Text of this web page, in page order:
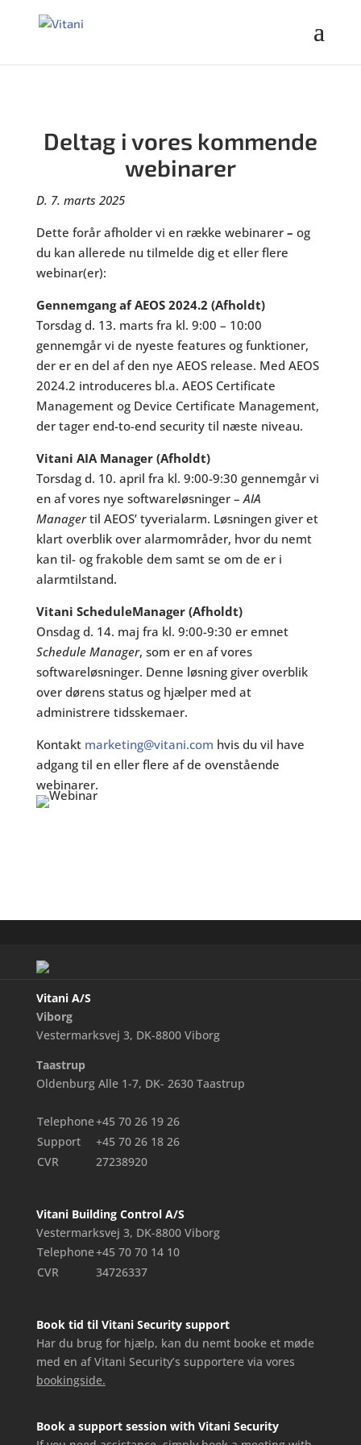
Deltag i vores kommende
webinarer
D. 7. marts 2025
Dette forår afholder vi en række webinarer– og
du kan allerede nu tilmelde dig et eller flere
webinar(er):
Gennemgang af AEOS 2024.2 (Afholdt)
Torsdag d. 13. marts fra kl. 9:00 – 10:00
gennemgår vi de nyeste features og funktioner,
der er en del af den nye AEOS release. Med AEOS
2024.2 introduceres bl.a. AEOS Certificate
Management og Device Certificate Management,
der tager end-to-end security til næste niveau.
Vitani AIA Manager (Afholdt)
Torsdag d. 10. april fra kl. 9:00-9:30 gennemgår vi
en af vores nye softwareløsninger –AIA
Managertil AEOS’ tyverialarm. Løsningen giver et
klart overblik over alarmområder, hvor du nemt
kan til- og frakoble dem samt se om de er i
alarmtilstand.
Vitani ScheduleManager (Afholdt)
Onsdag d. 14. maj fra kl. 9:00-9:30 er emnet
Schedule Manager, som er en af vores
softwareløsninger. Denne løsning giver overblik
over dørens status og hjælper med at
administrere tidsskemaer.
Kontakt marketing@vitani.com hvis du vil have
adgang til en eller flere af de ovenstående
webinarer.
Vitani A/S
Viborg
Vestermarksvej 3, DK-8800 Viborg
Taastrup
Oldenburg Alle 1-7, DK- 2630 Taastrup
Telephone+45 70 26 19 26
Support
+45 70 26 18 26
CVR
27238920
Vitani Building Control A/S
Vestermarksvej 3, DK-8800 Viborg
Telephone+45 70 70 14 10
CVR
34726337
Book tid til Vitani Security support
Har du brug for hjælp, kan du nemt booke et møde
med en af Vitani Security’s supportere via vores
bookingside.
Book a support session with Vitani Security